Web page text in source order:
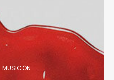
MUSICÓN